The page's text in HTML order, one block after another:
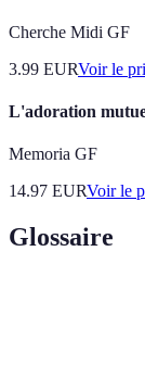
Cherche Midi GF
3.99 EURVoir le
L'adoration
Memoria GF
14.97 EURVoir le
Glossaire